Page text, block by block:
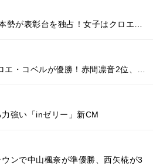
勢が表彰台を独占！女子はクロエ…
エ・コベルが優勝！赤間凛音2位、…
強い「inゼリー」新CM
ンで中山楓奈が準優勝、西矢椛が3